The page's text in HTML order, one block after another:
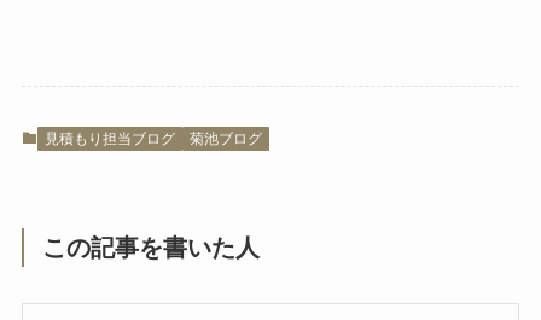
見積もり担当ブログ 菊池ブログ
この記事を書いた人